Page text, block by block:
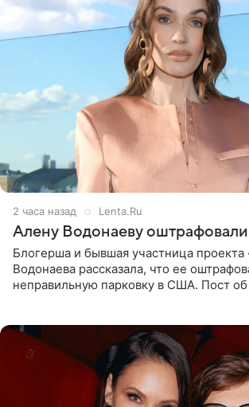
2 часа назад Lenta.Ru
Алену Водонаеву
Блогерша и бывшая участница
Водонаева рассказала, что ее
неправильную парковку в США. Пост